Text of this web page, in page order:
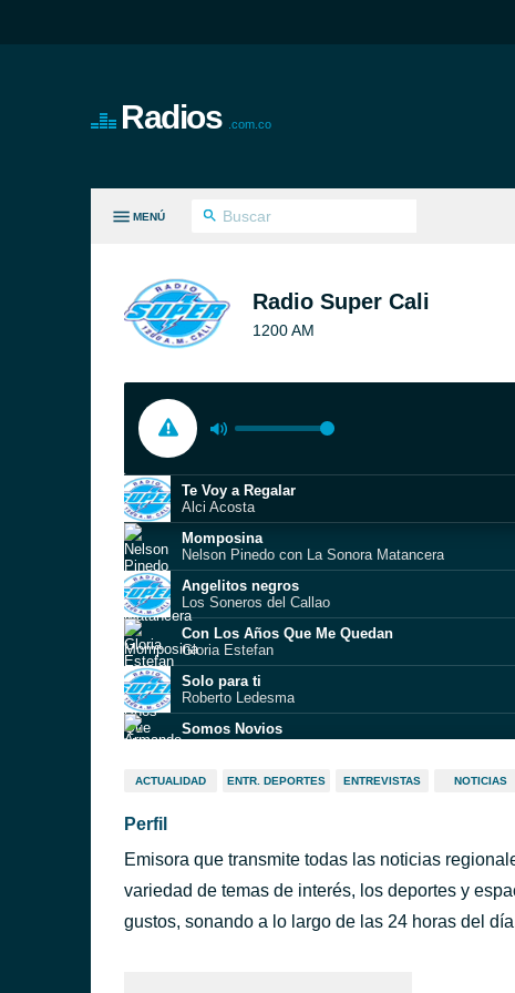
Radios .com.co
MENÚ
Radio Super Cali
1200 AM
Te Voy a Regalar
Alci Acosta
Momposina
Nelson Pinedo con La Sonora Matancera
Angelitos negros
Los Soneros del Callao
Con Los Años Que Me Quedan
Gloria Estefan
Solo para ti
Roberto Ledesma
Somos Novios
Burbujas de Amor
Noches de Cartagena
John Pazos and His Bolero Orchestra
Abrázame
ACTUALIDAD ENTR. DEPORTES ENTREVISTAS NOTICIAS
Perfil
Emisora que transmite todas las noticias
variedad de temas de interés, los deportes y
gustos, sonando a lo largo de las 24 horas del